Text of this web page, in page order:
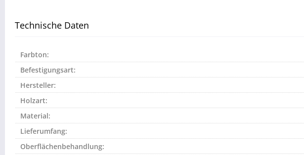
Technische Daten
Farbton:
Befestigungsart:
Hersteller:
Holzart:
Material:
Lieferumfang:
Oberflächenbehandlung: